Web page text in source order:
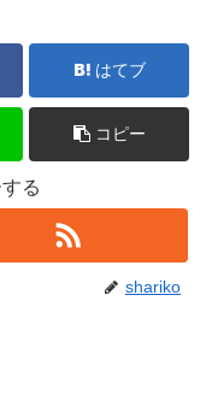
はてブ
コピー
る
shariko